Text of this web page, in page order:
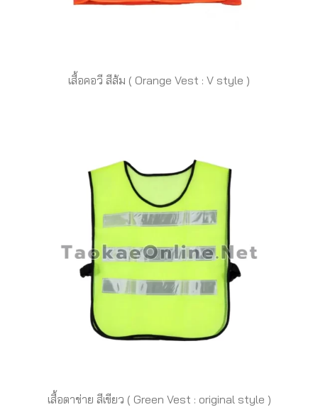
เสื้อคอวี สีส้ม ( Orange Vest : V style )
เสื้อตาข่าย สีเขียว ( Green Vest : original style )